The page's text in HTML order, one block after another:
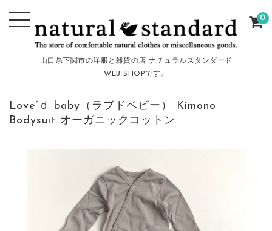
山口県下関市の洋服と雑貨の店 ナチュラルスタンダード
WEB SHOPです。
0
Love’ｄ baby（ラブドベビー） Kimono
Bodysuit オーガニックコットン